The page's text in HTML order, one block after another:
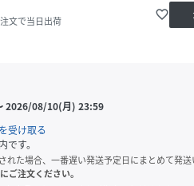
文で当日出荷
favorite_border
2026/08/10(月) 23:59
受け取る
す。
れた場合、一番遅い発送予定日にまとめて発送
ご注文ください。